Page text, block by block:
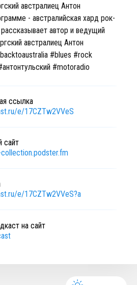
австралиец Антон
- австралийская хард рок-
автор и ведущий
австралиец Антон
#blues #rock
#motoradio
ссылка
e/17CZTw2VVeS
сайт
e/17CZTw2VVeS?a
на сайт